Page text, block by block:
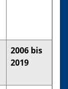
2006 bis
2019